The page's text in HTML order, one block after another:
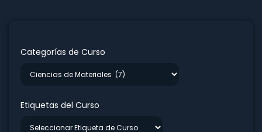
Categorías de Curso
Etiquetas del Curso